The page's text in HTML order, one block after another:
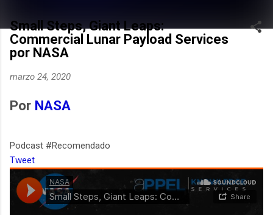
Small Steps, Giant Leaps:
Commercial Lunar Payload Services
por NASA
marzo 24, 2020
Por NASA
Podcast #Recomendado
Tweet